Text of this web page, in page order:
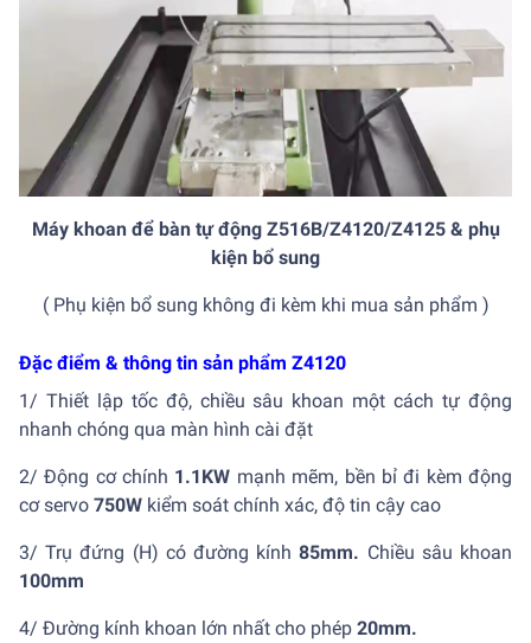
Máy khoan để bàn tự động Z516B/Z4120/Z4125 & phụ
kiện bổ sung
( Phụ kiện bổ sung không đi kèm khi mua sản phẩm )
Đặc điểm & thông tin sản phẩm Z4120
1/ Thiết lập tốc độ, chiều sâu khoan một cách tự động
nhanh chóng qua màn hình cài đặt
2/ Động cơ chính 1.1KW mạnh mẽm, bền bỉ đi kèm động
cơ servo 750W kiểm soát chính xác, độ tin cậy cao
3/ Trụ đứng (H) có đường kính 85mm. Chiều sâu khoan
100mm
4/ Đường kính khoan lớn nhất cho phép 20mm.